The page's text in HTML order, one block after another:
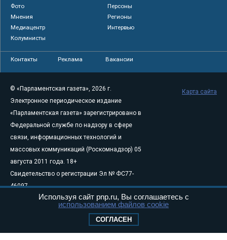
Фото
Персоны
Мнения
Регионы
Медиацентр
Интервью
Колумнисты
Контакты Реклама Вакансии
© «Парламентская газета», 2026 г.
Электронное периодическое издание
«Парламентская газета» зарегистрировано в
Федеральной службе по надзору в сфере
связи, информационных технологий и
массовых коммуникаций (Роскомнадзор) 05
августа 2011 года. 18+
Свидетельство о регистрации Эл № ФС77-
46097
Учредитель — АНО «Парламентская газета»
Исполняющий обязанности главного
Тел.: +7 (495) 637–69–79 E-mail:pg@pnp.ru
Карта сайта
Используя сайт pnp.ru, Вы соглашаетесь с
использованием файлов cookie
СОГЛАСЕН